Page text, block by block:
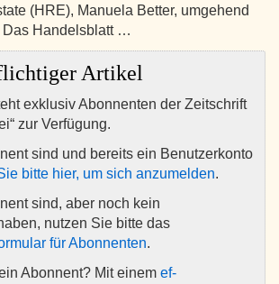
(HRE), Manuela Better, umgehend
Das Handelsblatt …
Artikel
exklusiv Abonnenten der Zeitschrift
zur Verfügung.
sind und bereits ein Benutzerkonto
bitte hier, um sich anzumelden.
sind, aber noch kein
nutzen Sie bitte das
für Abonnenten.
Abonnent? Mit einem ef-